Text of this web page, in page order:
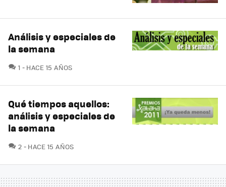
Análisis y especiales de
la semana
1 COMENTARIOS
HACE 15 AÑOS
Qué tiempos aquellos:
análisis y especiales de
la semana
2 COMENTARIOS
HACE 15 AÑOS